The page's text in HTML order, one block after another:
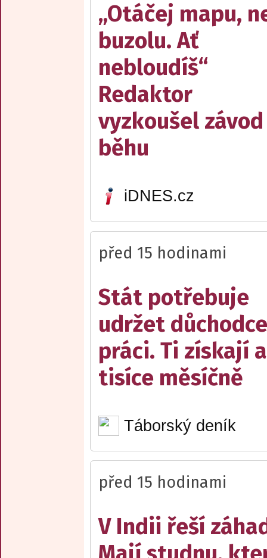
„Otáčej mapu,
buzolu. Ať
nebloudíš“
Redaktor
vyzkoušel
běhu
iDNES.cz
před 15 hodinami
Stát potřebuje
udržet
práci. Ti získají
tisíce měsíčně
Táborský deník
před 15 hodinami
V Indii řeší